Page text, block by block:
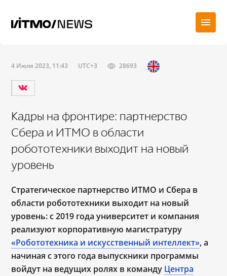
4 Июля 2023, 11:43 UTC+3 28693
Кадры на фронтире: партнерство
Сбера и ИТМО в области
робототехники выходит на новый
уровень
Стратегическое партнерство ИТМО и Сбера в
области робототехники выходит на новый
уровень: с 2019 года университет и компания
реализуют корпоративную магистратуру
«Робототехника и искусственный интеллект», а
начиная с этого года выпускники программы
войдут на ведущих ролях в команду Центра